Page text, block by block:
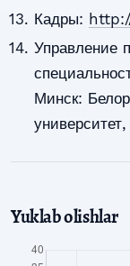
Кадры:
Управление
Минск:
университет,
Yuklab olishlar